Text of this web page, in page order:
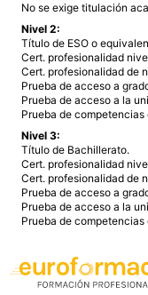
No se exige titulación
Nivel 2:
Título de ESO o
Cert. profesionalidad
Cert. profesionalidad de
Prueba de acceso a
Prueba de acceso a la
Prueba de
Nivel 3:
Título de Bachillerato.
Cert. profesionalidad
Cert. profesionalidad de
Prueba de acceso a
Prueba de acceso a la
Prueba de